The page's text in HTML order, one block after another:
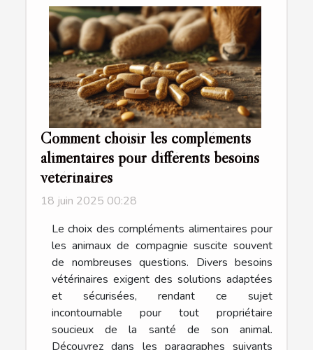
Comment choisir les compléments
alimentaires pour différents besoins
vétérinaires
18 juin 2025 00:28
Le choix des compléments alimentaires pour
les animaux de compagnie suscite souvent
de nombreuses questions. Divers besoins
vétérinaires exigent des solutions adaptées
et sécurisées, rendant ce sujet
incontournable pour tout propriétaire
soucieux de la santé de son animal.
Découvrez dans les paragraphes suivants